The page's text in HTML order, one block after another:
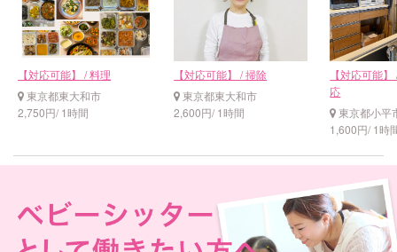
【対応可能】 / 料理
東京都東大和市
2,750円/ 1時間
【対応可能】 / 掃除
東京都東大和市
2,600円/ 1時間
【対応可能
応
東京都小平
1,600円/ 1時